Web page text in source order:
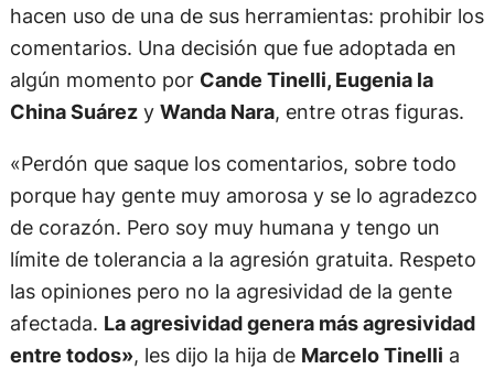
hacen uso de una de sus herramientas: prohibir los
comentarios. Una decisión que fue adoptada en
algún momento por Cande Tinelli, Eugenia la
China Suárezy Wanda Nara, entre otras figuras.
«Perdón que saque los comentarios, sobre todo
porque hay gente muy amorosa y se lo agradezco
de corazón. Pero soy muy humana y tengo un
límite de tolerancia a la agresión gratuita. Respeto
las opiniones pero no la agresividad de la gente
afectada. La agresividad genera más agresividad
entre todos», les dijo la hija de Marcelo Tinelli a